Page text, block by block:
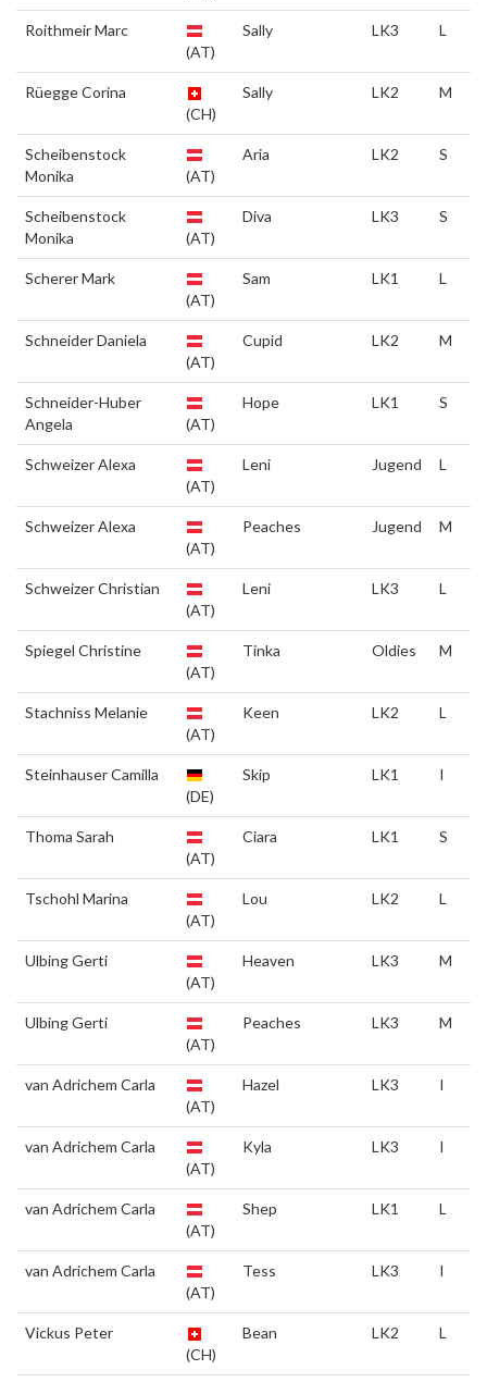
Roithmeir Marc
(AT)
Sally LK3 L
Rüegge Corina
(CH)
Sally LK2 M
Scheibenstock
Monika
(AT)
Aria LK2 S
Scheibenstock
Monika
(AT)
Diva LK3 S
Scherer Mark
(AT)
Sam LK1 L
Schneider Daniela
(AT)
Cupid LK2 M
Schneider-Huber
Angela
(AT)
Hope LK1 S
Schweizer Alexa
(AT)
Leni Jugend L
Schweizer Alexa
(AT)
Peaches Jugend M
Schweizer Christian
(AT)
Leni LK3 L
Spiegel Christine
(AT)
Tinka Oldies M
Stachniss Melanie
(AT)
Keen LK2 L
Steinhauser Camilla
(DE)
Skip LK1 I
Thoma Sarah
(AT)
Ciara LK1 S
Tschohl Marina
(AT)
Lou LK2 L
Ulbing Gerti
(AT)
Heaven LK3 M
Ulbing Gerti
(AT)
Peaches LK3 M
van Adrichem Carla
(AT)
Hazel LK3 I
van Adrichem Carla
(AT)
Kyla LK3 I
van Adrichem Carla
(AT)
Shep LK1 L
van Adrichem Carla
(AT)
Tess LK3 I
Vickus Peter
(CH)
Bean LK2 L